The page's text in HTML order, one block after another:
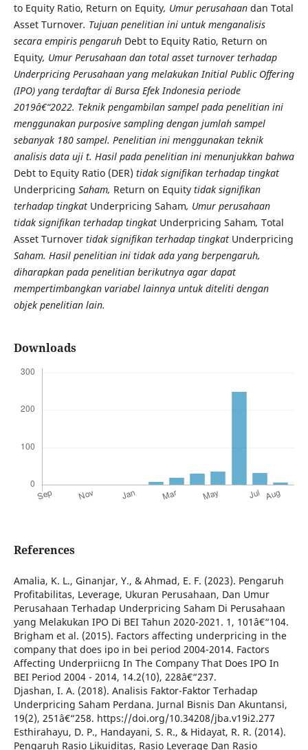
to Equity Ratio, Return on Equity, Umur perusahaan dan Total
Asset Turnover. Tujuan penelitian ini untuk menganalisis
secara empiris pengaruh Debt to Equity Ratio, Return on
Equity, Umur Perusahaan dan total asset turnover terhadap
Underpricing Perusahaan yang melakukan Initial Public Offering
(IPO) yang terdaftar di Bursa Efek Indonesia periode
2019â€“2022. Teknik pengambilan sampel pada penelitian ini
menggunakan purposive sampling dengan jumlah sampel
sebanyak 180 sampel. Penelitian ini menggunakan teknik
analisis data uji t. Hasil pada penelitian ini menunjukkan bahwa
Debt to Equity Ratio (DER) tidak signifikan terhadap tingkat
Underpricing Saham, Return on Equitytidak signifikan
terhadap tingkat Underpricing Saham, Umur perusahaan
tidak signifikan terhadap tingkat Underpricing Saham, Total
Asset Turnovertidak signifikan terhadap tingkat Underpricing
Saham. Hasil penelitian ini tidak ada yang berpengaruh,
diharapkan pada penelitian berikutnya agar dapat
mempertimbangkan variabel lainnya untuk diteliti dengan
objek penelitian lain.
Downloads
References
Amalia, K. L., Ginanjar, Y., & Ahmad, E. F. (2023). Pengaruh
Profitabilitas, Leverage, Ukuran Perusahaan, Dan Umur
Perusahaan Terhadap Underpricing Saham Di Perusahaan
yang Melakukan IPO Di BEI Tahun 2020-2021. 1, 101â€“104.
Brigham et al. (2015). Factors affecting underpricing in the
company that does ipo in bei period 2004-2014. Factors
Affecting Underpriicng In The Company That Does IPO In
BEI Period 2004 - 2014, 14.2(10), 228â€“237.
Djashan, I. A. (2018). Analisis Faktor-Faktor Terhadap
Underpricing Saham Perdana. Jurnal Bisnis Dan Akuntansi,
19(2), 251â€“258. https://doi.org/10.34208/jba.v19i2.277
Esthirahayu, D. P., Handayani, S. R., & Hidayat, R. R. (2014).
Pengaruh Rasio Likuiditas, Rasio Leverage Dan Rasio